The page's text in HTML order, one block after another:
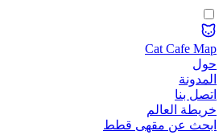
Cat Cafe Map
حول
المدونة
اتصل بنا
خريطة العالم
ابحث عن مقهى قطط